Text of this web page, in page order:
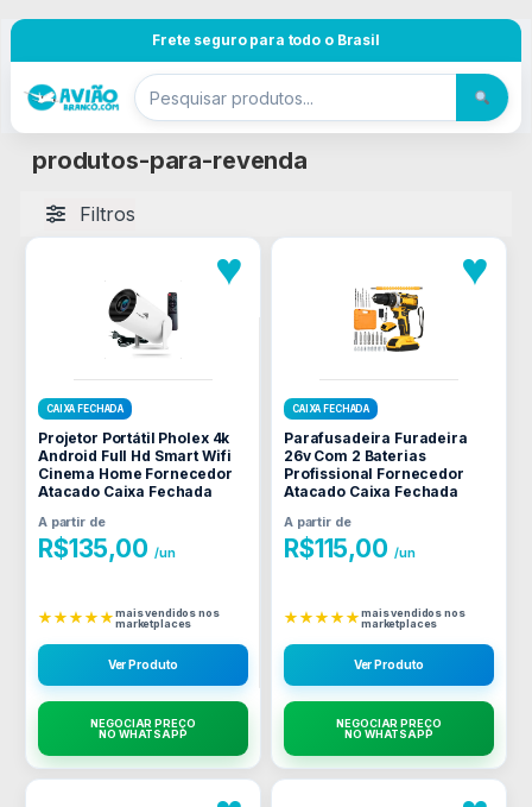
Frete seguro para todo o Brasil
produtos-para-revenda
Filtros
♥
CAIXA FECHADA
Projetor Portátil Pholex 4k
Android Full Hd Smart Wifi
Cinema Home Fornecedor
Atacado Caixa Fechada
A partir de
R$135,00 /un
★★★★★mais vendidos nos
marketplaces
Ver Produto
NEGOCIAR PREÇO
NO WHATSAPP
♥
CAIXA FECHADA
Parafusadeira Furadeira
26v Com 2 Baterias
Profissional Fornecedor
Atacado Caixa Fechada
A partir de
R$115,00 /un
★★★★★mais vendidos nos
marketplaces
Ver Produto
NEGOCIAR PREÇO
NO WHATSAPP